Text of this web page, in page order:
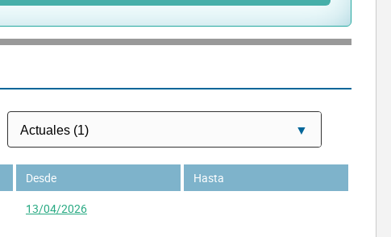
Desde
Hasta
13/04/2026